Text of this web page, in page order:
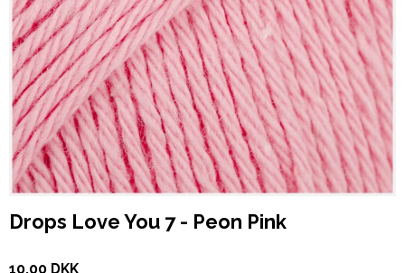
Drops Love You 7 - Peon Pink
10,00 DKK